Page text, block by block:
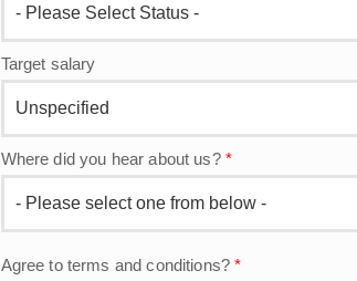
Target salary
Where did you hear about us? *
Agree to terms and conditions?*